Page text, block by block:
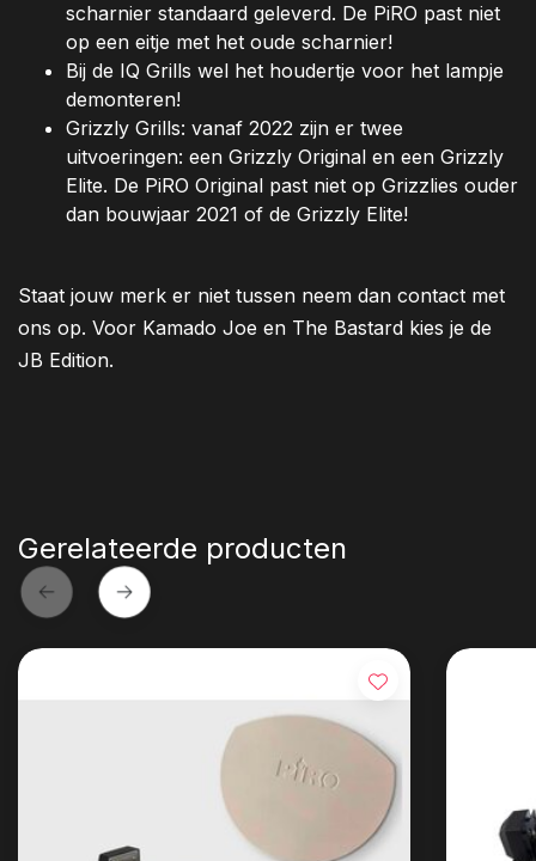
scharnier standaard geleverd. De PiRO past niet
op een eitje met het oude scharnier!
Bij de IQ Grills wel het houdertje voor het lampje
demonteren!
Grizzly Grills: vanaf 2022 zijn er twee
uitvoeringen: een Grizzly Original en een Grizzly
Elite. De PiRO Original past niet op Grizzlies ouder
dan bouwjaar 2021 of de Grizzly Elite!
Staat jouw merk er niet tussen neem dan contact met
ons op. Voor Kamado Joe en The Bastard kies je de
JB Edition.
Gerelateerde producten